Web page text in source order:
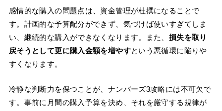
感情的な購入の問題点は、資金管理が杜撰になることで
す。計画的な予算配分ができず、気づけば使いすぎてしま
い、継続的な購入ができなくなります。また、 損失を取り
戻そうとして更に購入金額を増やすという悪循環に陥りや
すくなります。
冷静な判断力を保つことが、ナンバーズ3攻略には不可欠で
す。事前に月間の購入予算を決め、それを厳守する規律が